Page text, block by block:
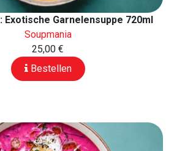
Exotische Garnelensuppe 720ml
Soupmania
25,00 €
Bestellen